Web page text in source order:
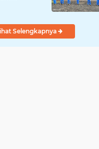
Kita
Selengkapnya